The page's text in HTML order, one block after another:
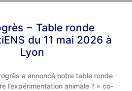
− Table ronde
du 11 mai 2026 à
Lyon
a annoncé notre table ronde
l’expérimentation animale ? » co-